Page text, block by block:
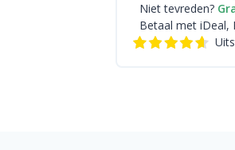
Niet tevreden?
Betaal met iDeal,